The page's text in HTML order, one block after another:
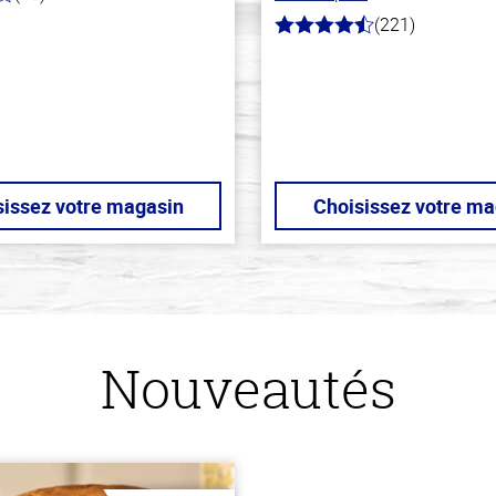
votre magasin
4.7
(221)
Choisissez votre
Nouveautés